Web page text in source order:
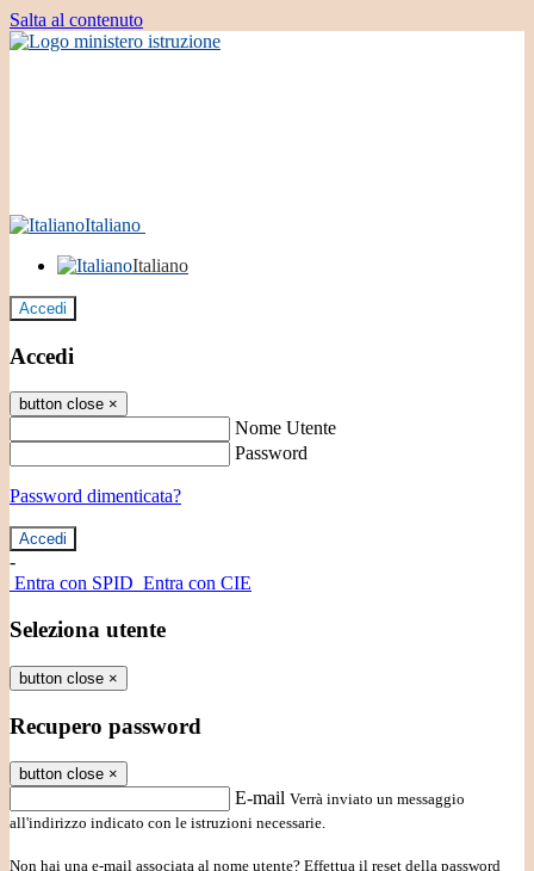
Salta al contenuto
Italiano
Italiano
Accedi
Accedi
button close ×
Nome Utente
Password
Password dimenticata?
-
Entra con SPID Entra con CIE
Seleziona utente
button close ×
Recupero password
button close ×
E-mail Verrà inviato un messaggio
all'indirizzo indicato con le istruzioni necessarie.
Non hai una e-mail associata al nome utente? Effettua il reset della password